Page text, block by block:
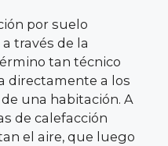
por suelo
través de la
tan técnico
directamente a los
una habitación. A
de calefacción
el aire, que luego